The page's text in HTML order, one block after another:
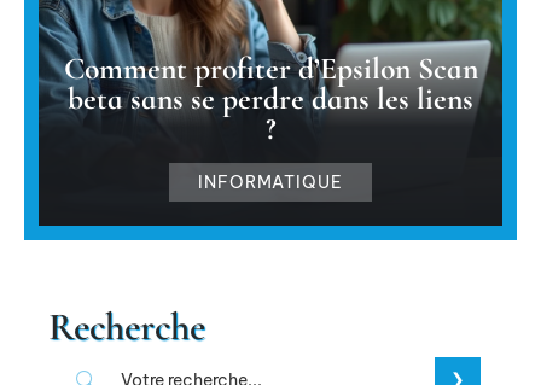
Comment profiter d’Epsilon Scan
beta sans se perdre dans les liens
?
INFORMATIQUE
Recherche